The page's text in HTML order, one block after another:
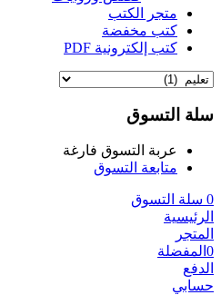
متجر الكتب
كتب مخفضة
كتب إلكترونية PDF
سلة التسوق
عربة التسوق فارغة
متابعة التسوق
0 سلة التسوق
الرئيسية
المتجر
0 المفضلة
الدفع
حسابي